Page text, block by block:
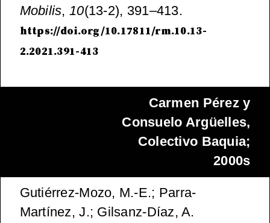
Mobilis,10(13-2), 391–413.
https://doi.org/10.17811/rm.10.13-
2.2021.391-413
Carmen Pérez y
Consuelo Argüelles,
Colectivo Baquia;
2000s
Gutiérrez-Mozo, M.-E.; Parra-
Martínez, J.; Gilsanz-Díaz, A.